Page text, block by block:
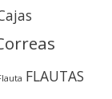
FLAUTAS